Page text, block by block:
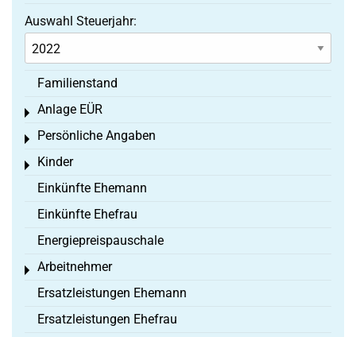
Auswahl Steuerjahr:
Familienstand
Anlage EÜR
Toggle menu
Persönliche Angaben
Toggle menu
Kinder
Toggle menu
Einkünfte Ehemann
Einkünfte Ehefrau
Energiepreispauschale
Arbeitnehmer
Toggle menu
Ersatzleistungen Ehemann
Ersatzleistungen Ehefrau